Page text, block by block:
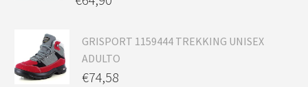
GRISPORT 1159444 TREKKING UNISEX
ADULTO
€74,58